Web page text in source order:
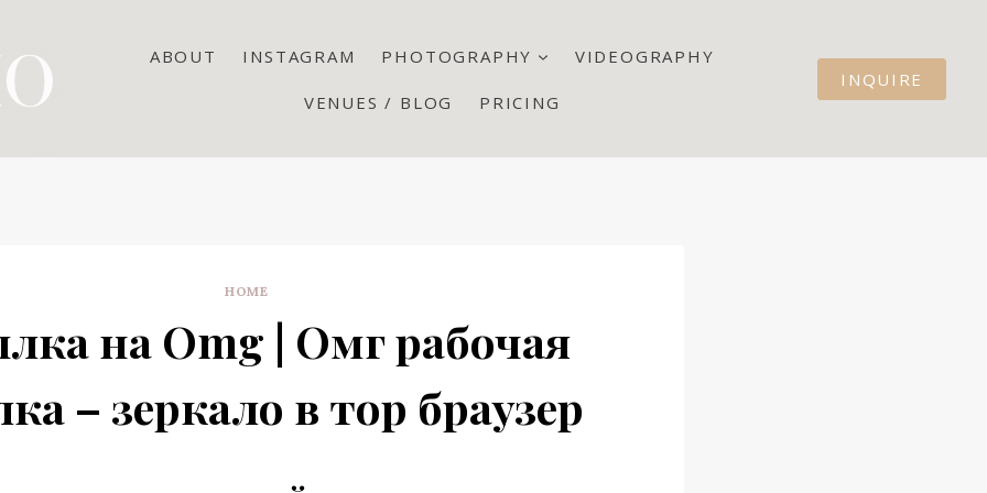
ABOUT INSTAGRAM PHOTOGRAPHY VIDEOGRAPHY
VENUES / BLOG PRICING
INQUIRE
HOME
на Omg | Омг рабочая
– зеркало в тор браузер